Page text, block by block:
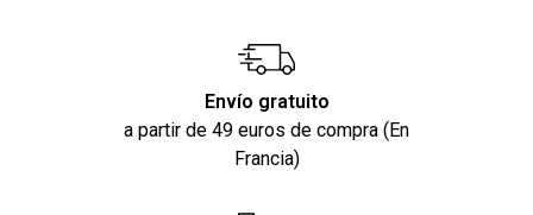
Envío gratuito
a partir de 49 euros de compra (En
Francia)